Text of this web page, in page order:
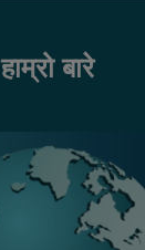
हाम्रो बारे